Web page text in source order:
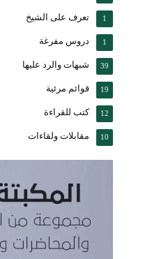
تعرف على الشيخ 1
دروس مفرغة 1
شبهات والرد عليها 39
قوائم مرئية 19
كتب للقراءة 12
مقابلات ولقاءات 10